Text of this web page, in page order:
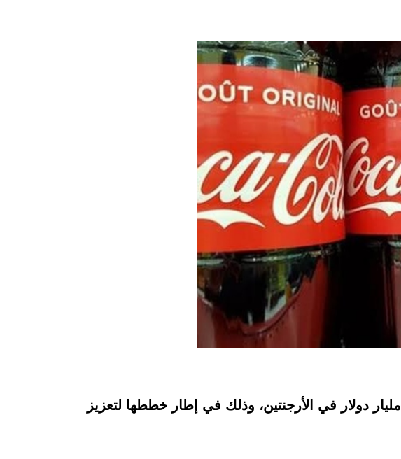
أعلنت شركة كوكاكولا الأرجنتين وشركاؤها من الموزعين عن استثمار يتجاوز 1.4 مليار دولار في الأرجنتين، وذلك في إطار خططها لتعزيز